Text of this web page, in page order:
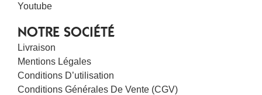
Youtube
NOTRE SOCIÉTÉ
Livraison
Mentions Légales
Conditions D’utilisation
Conditions Générales De Vente (CGV)